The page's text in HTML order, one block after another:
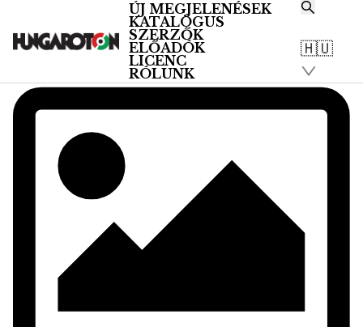
ÚJ MEGJELENÉSEK
KATALÓGUS
SZERZŐK
ELŐADÓK
LICENC
RÓLUNK
🇭🇺